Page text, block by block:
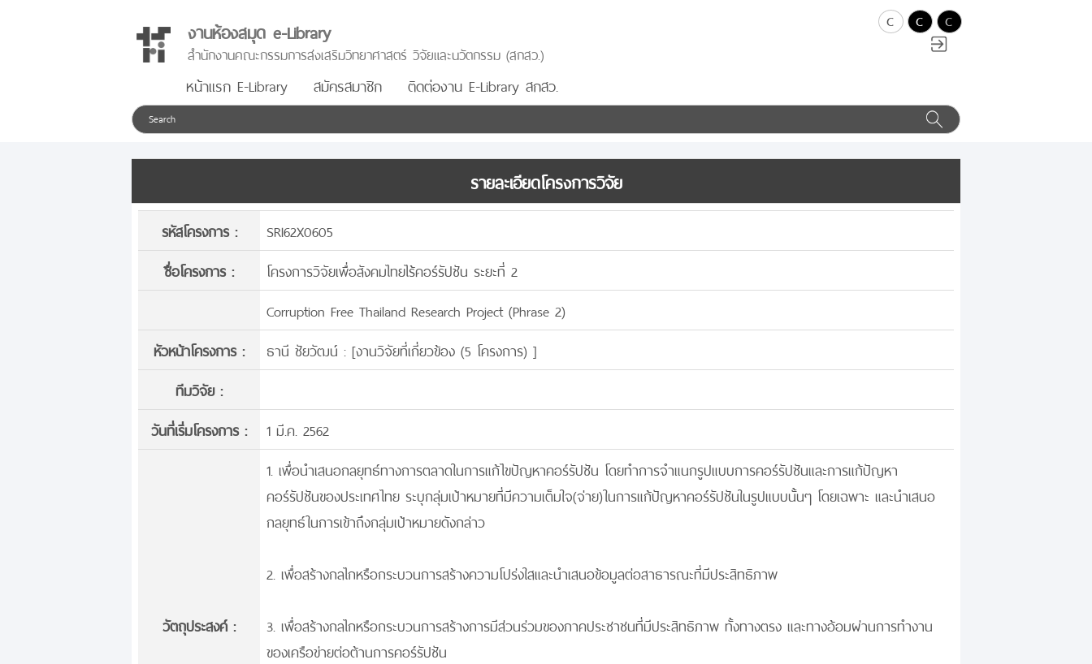
งานห้องสมุด e-Library
สำนักงานคณะกรรมการส่งเสริมวิทยาศาสตร์ วิจัยและนวัตกรรม (สกสว.)
หน้าแรก E-Library สมัครสมาชิก ติดต่องาน E-Library สกสว.
c c c
รายละเอียดโครงการวิจัย
รหัสโครงการ :
SRI62X0605
ชื่อโครงการ :
โครงการวิจัยเพื่อสังคมไทยไร้คอร์รัปชัน ระยะที่ 2
Corruption Free Thailand Research Project (Phrase 2)
หัวหน้าโครงการ :
ธานี ชัยวัฒน์ : [งานวิจัยที่เกี่ยวข้อง (5 โครงการ) ]
ทีมวิจัย :
วันที่เริ่มโครงการ :
1 มี.ค. 2562
วัตถุประสงค์ :
1. เพื่อนำเสนอกลยุทธ์ทางการตลาดในการแก้ไขปัญหาคอร์รัปชัน โดยทำการจำแนกรูปแบบการคอร์รัปชันและการแก้ปัญหา
คอร์รัปชันของประเทศไทย ระบุกลุ่มเป้าหมายที่มีความเต็มใจ(จ่าย)ในการแก้ปัญหาคอร์รัปชันในรูปแบบนั้นๆ โดยเฉพาะ และนำเสนอ
กลยุทธ์ในการเข้าถึงกลุ่มเป้าหมายดังกล่าว
2. เพื่อสร้างกลไกหรือกระบวนการสร้างความโปร่งใสและนำเสนอข้อมูลต่อสาธารณะที่มีประสิทธิภาพ
3. เพื่อสร้างกลไกหรือกระบวนการสร้างการมีส่วนร่วมของภาคประชาชนที่มีประสิทธิภาพ ทั้งทางตรง และทางอ้อมผ่านการทำงาน
ของเครือข่ายต่อต้านการคอร์รัปชัน